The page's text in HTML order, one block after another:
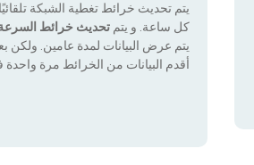
يتم تحديث خرائط تغطية الشبكة
كل ساعة. و يتم تحديث خرائط السرعة كل 15
يتم عرض البيانات لمدة عامين. ولكن
أقدم البيانات من الخرائط مرة واحدة